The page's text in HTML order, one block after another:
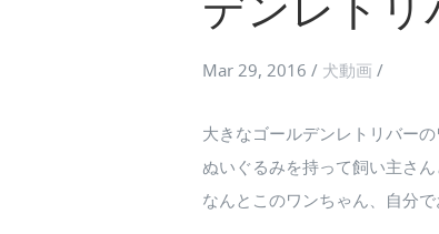
Mar 29, 2016 / 犬動画 /
大きなゴールデンレトリバーの
ぬいぐるみを持って飼い主さ
なんとこのワンちゃん、自分